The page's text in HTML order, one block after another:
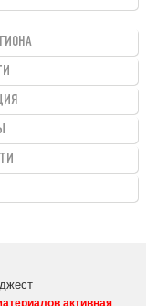
активная